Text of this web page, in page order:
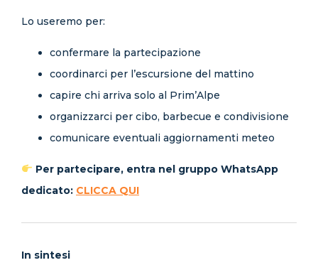
Lo useremo per:
confermare la partecipazione
coordinarci per l’escursione del mattino
capire chi arriva solo al Prim’Alpe
organizzarci per cibo, barbecue e condivisione
comunicare eventuali aggiornamenti meteo
Per partecipare, entra nel gruppo WhatsApp
dedicato: CLICCA QUI
In sintesi